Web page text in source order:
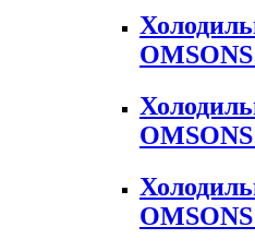
OMSONS
OMSONS
OMSONS